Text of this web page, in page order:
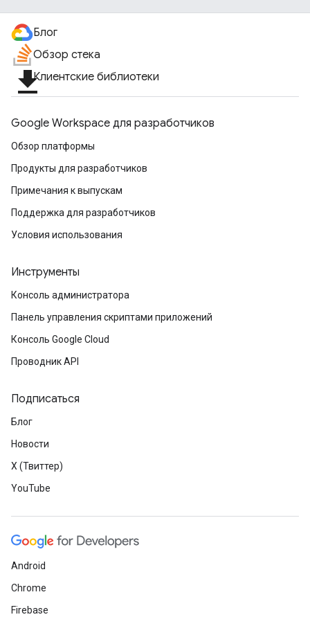
Блог
Обзор стека
file_downloadКлиентские библиотеки
Google Workspace для разработчиков
Обзор платформы
Продукты для разработчиков
Примечания к выпускам
Поддержка для разработчиков
Условия использования
Инструменты
Консоль администратора
Панель управления скриптами приложений
Консоль Google Cloud
Проводник API
Подписаться
Блог
Новости
X (Твиттер)
YouTube
Android
Chrome
Firebase